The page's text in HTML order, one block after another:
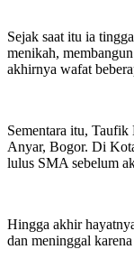
Sejak saat itu ia
menikah,
akhirnya wafat
Sementara itu, Taufik
Anyar, Bogor. Di
lulus SMA sebelum
Hingga akhir
dan meninggal